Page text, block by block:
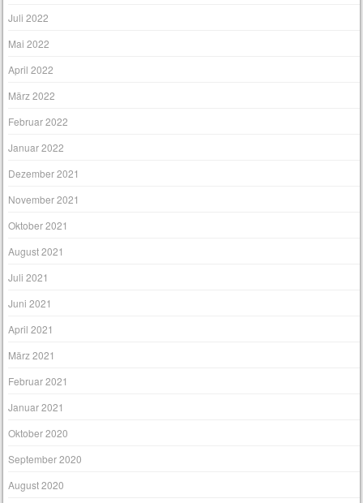
Juli 2022
Mai 2022
April 2022
März 2022
Februar 2022
Januar 2022
Dezember 2021
November 2021
Oktober 2021
August 2021
Juli 2021
Juni 2021
April 2021
März 2021
Februar 2021
Januar 2021
Oktober 2020
September 2020
August 2020